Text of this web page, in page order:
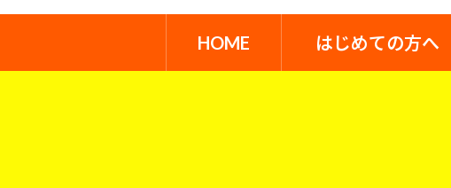
HOME はじめての方へ